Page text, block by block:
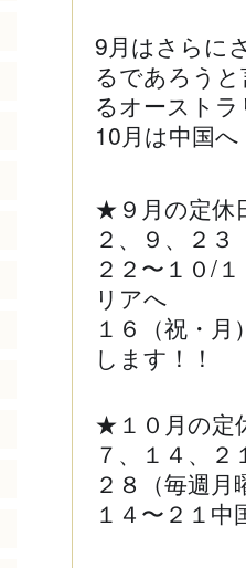
9月はさらに
るであろう
るオースト
10月は中国
★９月の定
２、９、２３
２２〜１０/
リアへ
１６（祝・
します！！
★１０月の定
７、１４、２
２８（毎週月
１４〜２１中